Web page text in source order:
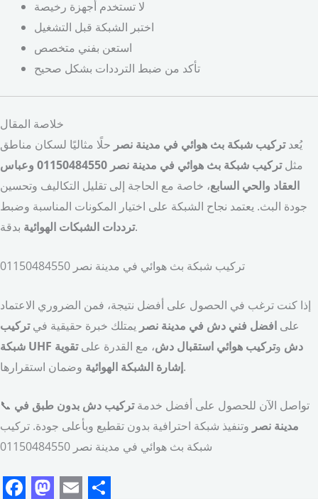
لا تستخدم أجهزة رخيصة
اختبر الشبكة قبل التشغيل
استعن بفني متخصص
تأكد من ضبط الترددات بشكل صحيح
خلاصة المقال
يُعدتركيب شبكة بث هوائي في مدينة نصر حلًا مثاليًا لسكان مناطق
مثل
تركيب شبكة بث هوائي في مدينة نصر 01150484550 وعباس
العقاد والحي السابع، خاصة مع الحاجة إلى تقليل التكاليف وتحسين
جودة البث. يعتمد نجاح الشبكة على اختيار المكونات المناسبة وضبط
ترددات الشبكات الهوائيةبدقة.
تركيب شبكة بث هوائي في مدينة نصر 01150484550
إذا كنت ترغب في الحصول على أفضل نتيجة، فمن الضروري الاعتماد
على افضل فني دش في مدينة نصر يمتلك خبرة حقيقية فيتركيب
شبكة UHF دش وتركيب هوائي استقبال دش، مع القدرة علىتقوية
إشارة الشبكة الهوائيةوضمان استقرارها.
📞 تواصل الآن للحصول على أفضل خدمةتركيب دش بدون طبق في
مدينة نصر وتنفيذ شبكة احترافية بدون تقطيع وبأعلى جودة. تركيب
شبكة بث هوائي في مدينة نصر 01150484550